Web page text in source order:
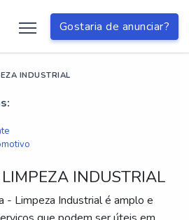
Gostaria de anunciar?
INDUSTRIAL
INDUSTRIAL
- Limpeza Industrial é amplo e